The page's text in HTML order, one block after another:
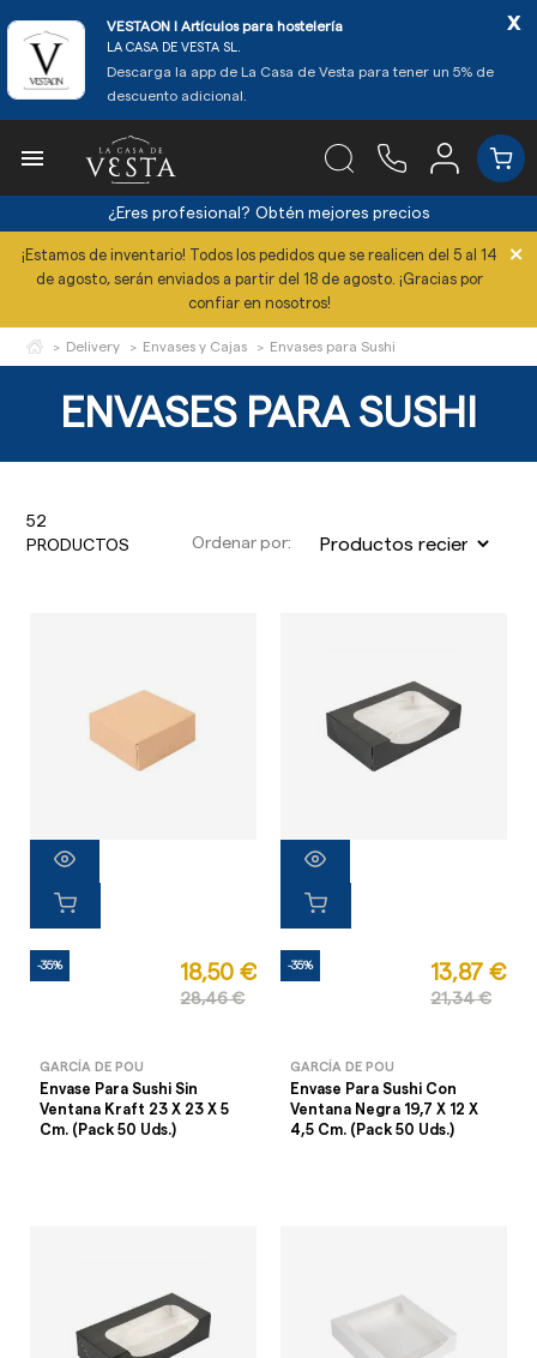
VESTAON l Artículos para hostelería
LA CASA DE VESTA SL.
Descarga la app de La Casa de Vesta para tener un 5% de
descuento adicional.
x

¿Eres profesional? Obtén mejores precios
¡Estamos de inventario! Todos los pedidos que se realicen del 5 al 14
de agosto, serán enviados a partir del 18 de agosto. ¡Gracias por
confiar en nosotros!
×
Delivery Envases y Cajas Envases para Sushi
ENVASES PARA SUSHI
52
PRODUCTOS
Ordenar por:
-35% 18,50 €
28,46 €
GARCÍA DE POU
Envase Para Sushi Sin
Ventana Kraft 23 X 23 X 5
Cm. (Pack 50 Uds.)
-35% 13,87 €
21,34 €
GARCÍA DE POU
Envase Para Sushi Con
Ventana Negra 19,7 X 12 X
4,5 Cm. (Pack 50 Uds.)